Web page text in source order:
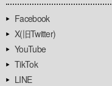
Facebook
X(旧Twitter)
YouTube
TikTok
LINE